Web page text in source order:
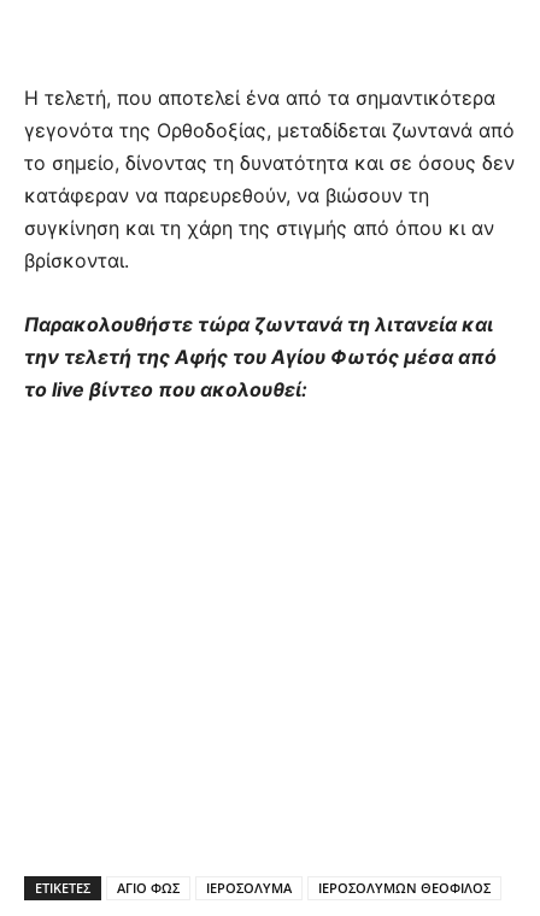
Η τελετή, που αποτελεί ένα από τα σημαντικότερα
γεγονότα της Ορθοδοξίας, μεταδίδεται ζωντανά από
το σημείο, δίνοντας τη δυνατότητα και σε όσους δεν
κατάφεραν να παρευρεθούν, να βιώσουν τη
συγκίνηση και τη χάρη της στιγμής από όπου κι αν
βρίσκονται.
Παρακολουθήστε τώρα ζωντανά τη λιτανεία και
την τελετή της Αφής του Αγίου Φωτός μέσα από
το live βίντεο που ακολουθεί:
ΕΤΙΚΕΤΕΣ ΑΓΙΟ ΦΩΣ ΙΕΡΟΣΟΛΥΜΑ ΙΕΡΟΣΟΛΥΜΩΝ ΘΕΟΦΙΛΟΣ